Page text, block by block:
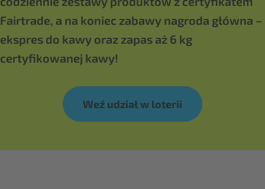
Fairtrade, a na koniec zabawy nagroda główna –
ekspres do kawy oraz zapas aż 6 kg
certyfikowanej kawy!
Weź udział w loterii